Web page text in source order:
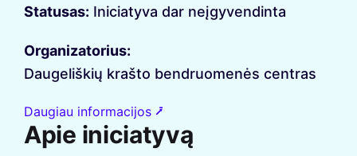
Statusas: Iniciatyva dar neįgyvendinta
Organizatorius:
Daugeliškių krašto bendruomenės centras
Daugiau informacijos ⭷
Apie iniciatyvą